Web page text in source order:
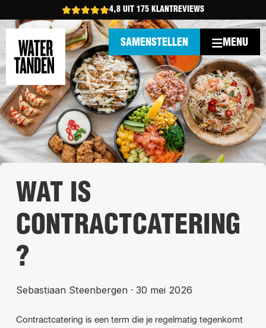
4,8 UIT 175 KLANTREVIEWS
MENU
SAMENSTELLEN
WAT IS
CONTRACTCATERING
?
Sebastiaan Steenbergen · 30 mei 2026
Contractcatering is een term die je regelmatig tegenkomt